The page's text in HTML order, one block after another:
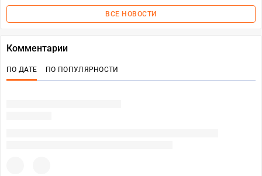
ВСЕ НОВОСТИ
Комментарии
ПО ДАТЕ ПО ПОПУЛЯРНОСТИ